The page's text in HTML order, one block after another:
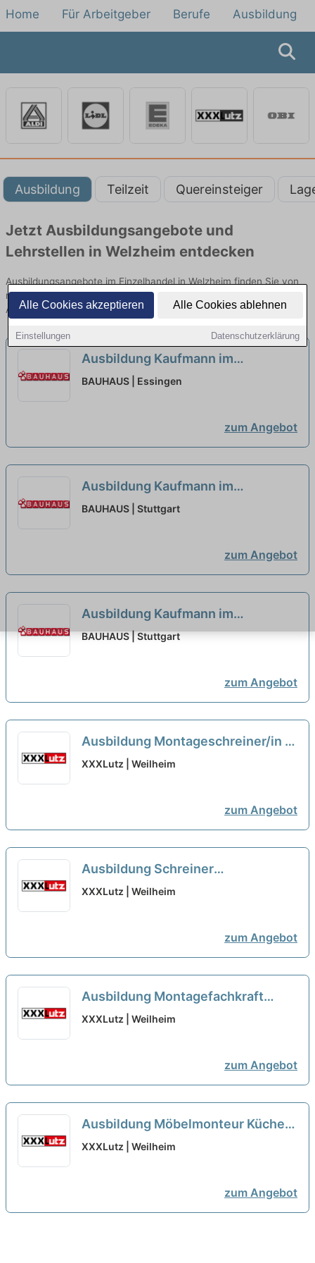
Alle Cookies akzeptieren Alle Cookies ablehnen
Einstellungen Datenschutzerklärung
Home Für Arbeitgeber Berufe Ausbildung
Ausbildung Teilzeit Quereinsteiger
Jetzt Ausbildungsangebote und
Lehrstellen in Welzheim entdecken
Ausbildungsangebote im Einzelhandel in Welzheim finden Sie von
namhaften Firmen. Entdecken Sie freie Optionen von Top-
Arbeitgebern und bewerben Sie sich noch heute.
Ausbildung Kaufmann im
Einzelhandel oder Verkäufer
BAUHAUS | Essingen
zum Angebot
Ausbildung Kaufmann im
Einzelhandel oder Verkäufer
BAUHAUS | Stuttgart
zum Angebot
Ausbildung Kaufmann im
Einzelhandel oder Verkäufer
BAUHAUS | Stuttgart
zum Angebot
Ausbildung Montageschreiner/in /
Fachkraft für Möbel-, Küchen- &
XXXLutz | Weilheim
zum Angebot
Ausbildung Schreiner
Möbelmontage Küchen 2026
XXXLutz | Weilheim
zum Angebot
Ausbildung Montagefachkraft
Möbel Küchen 2026 (m/w/d)
XXXLutz | Weilheim
zum Angebot
Ausbildung Möbelmonteur Küchen
Einbau 2026 (m/w/d)
XXXLutz | Weilheim
zum Angebot